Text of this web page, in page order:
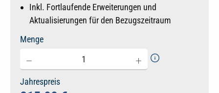
Inkl. Fortlaufende Erweiterungen und
Aktualisierungen für den Bezugszeitraum
Menge
Jahrespreis